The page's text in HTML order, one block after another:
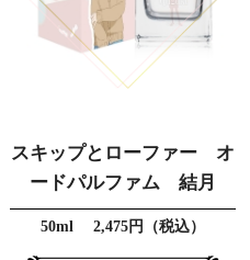
スキップとローファー オ
ードパルファム 結月
50ml 2,475円（税込）